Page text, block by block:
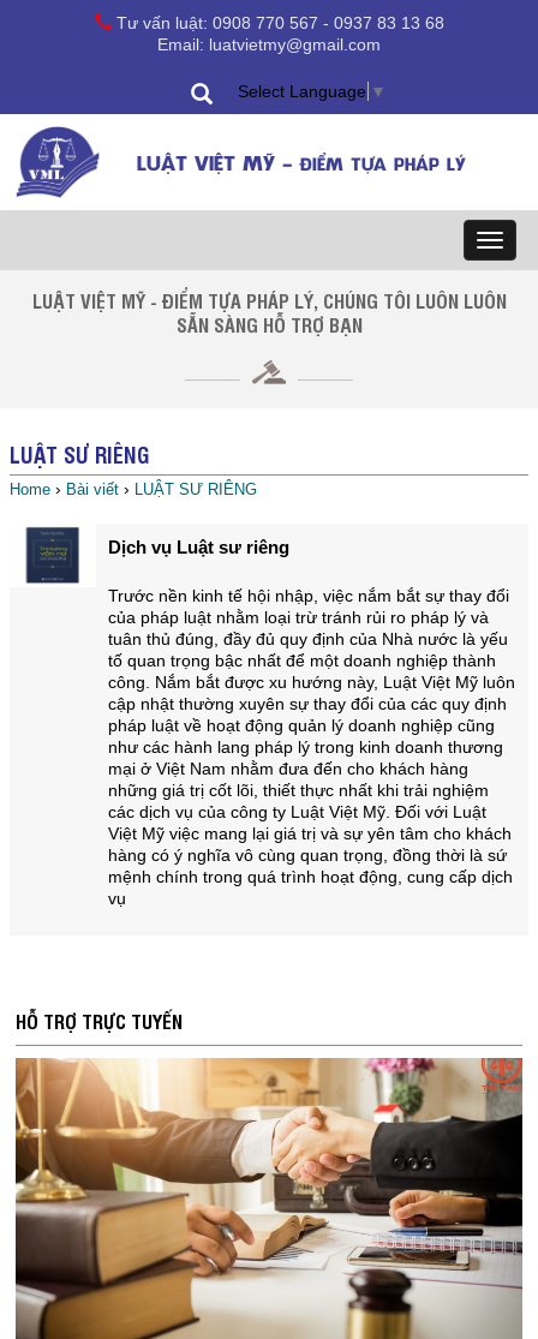
Tư vấn luật: 0908 770 567 - 0937 83 13 68
Email: luatvietmy@gmail.com
Select Language ▼
LUẬT VIỆT MỸ - ĐIỂM TỰA PHÁP LÝ
Toggle
LUẬT VIỆT MỸ - ĐIỂM TỰA PHÁP LÝ, CHÚNG TÔI LUÔN LUÔN
SẴN SÀNG HỖ TRỢ BẠN
LUẬT SƯ RIÊNG
Home › Bài viết › LUẬT SƯ RIÊNG
Dịch vụ Luật sư riêng
Trước nền kinh tế hội nhập, việc nắm bắt sự thay đổi
của pháp luật nhằm loại trừ tránh rủi ro pháp lý và
tuân thủ đúng, đầy đủ quy định của Nhà nước là yếu
tố quan trọng bậc nhất để một doanh nghiệp thành
công. Nắm bắt được xu hướng này, Luật Việt Mỹ luôn
cập nhật thường xuyên sự thay đổi của các quy định
pháp luật về hoạt động quản lý doanh nghiệp cũng
như các hành lang pháp lý trong kinh doanh thương
mại ở Việt Nam nhằm đưa đến cho khách hàng
những giá trị cốt lõi, thiết thực nhất khi trải nghiệm
các dịch vụ của công ty Luật Việt Mỹ. Đối với Luật
Việt Mỹ việc mang lại giá trị và sự yên tâm cho khách
hàng có ý nghĩa vô cùng quan trọng, đồng thời là sứ
mệnh chính trong quá trình hoạt động, cung cấp dịch
vụ
HỖ TRỢ TRỰC TUYẾN